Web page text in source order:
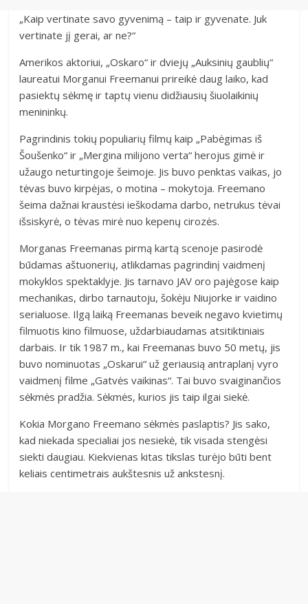
„Kaip vertinate savo gyvenimą – taip ir gyvenate. Juk
vertinate jį gerai, ar ne?“
Amerikos aktoriui, „Oskaro“ ir dviejų „Auksinių gaublių“
laureatui Morganui Freemanui prireikė daug laiko, kad
pasiektų sėkmę ir taptų vienu didžiausių šiuolaikinių
menininkų.
Pagrindinis tokių populiarių filmų kaip „Pabėgimas iš
Šoušenko“ ir „Mergina milijono verta“ herojus gimė ir
užaugo neturtingoje šeimoje. Jis buvo penktas vaikas, jo
tėvas buvo kirpėjas, o motina – mokytoja. Freemano
šeima dažnai kraustėsi ieškodama darbo, netrukus tėvai
išsiskyrė, o tėvas mirė nuo kepenų cirozės.
Morganas Freemanas pirmą kartą scenoje pasirodė
būdamas aštuonerių, atlikdamas pagrindinį vaidmenį
mokyklos spektaklyje. Jis tarnavo JAV oro pajėgose kaip
mechanikas, dirbo tarnautoju, šokėju Niujorke ir vaidino
serialuose. Ilgą laiką Freemanas beveik negavo kvietimų
filmuotis kino filmuose, uždarbiaudamas atsitiktiniais
darbais. Ir tik 1987 m., kai Freemanas buvo 50 metų, jis
buvo nominuotas „Oskarui“ už geriausią antraplanį vyro
vaidmenį filme „Gatvės vaikinas“. Tai buvo svaiginančios
sėkmės pradžia. Sėkmės, kurios jis taip ilgai siekė.
Kokia Morgano Freemano sėkmės paslaptis? Jis sako,
kad niekada specialiai jos nesiekė, tik visada stengėsi
siekti daugiau. Kiekvienas kitas tikslas turėjo būti bent
keliais centimetrais aukštesnis už ankstesnį.